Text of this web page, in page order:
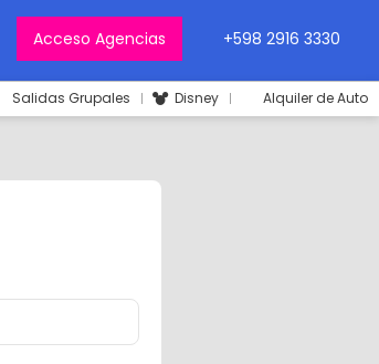
Acceso Agencias +598 2916 3330
Salidas Grupales Disney Alquiler de Auto